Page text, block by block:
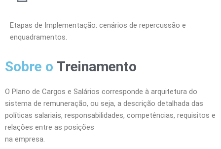
Etapas de Implementação: cenários de repercussão e
enquadramentos.
Sobre o Treinamento
O Plano de Cargos e Salários corresponde à arquitetura do
sistema de remuneração, ou seja, a descrição detalhada das
políticas salariais, responsabilidades, competências, requisitos e
relações entre as posições
na empresa.